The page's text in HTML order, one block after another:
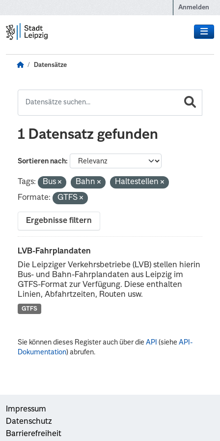
Anmelden
Datensätze
1 Datensatz gefunden
Sortieren nach
Tags: Bus Bahn
Haltestellen
Formate:
GTFS
Ergebnisse filtern
LVB-Fahrplandaten
Die Leipziger Verkehrsbetriebe (LVB) stellen hierin
Bus- und Bahn-Fahrplandaten aus Leipzig im
GTFS-Format zur Verfügung. Diese enthalten
Linien, Abfahrtzeiten, Routen usw.
GTFS
Sie können dieses Register auch über dieAPI (sieheAPI-
Dokumentation) abrufen.
Impressum
Datenschutz
Barrierefreiheit